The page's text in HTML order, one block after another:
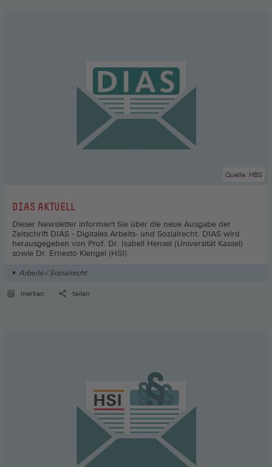
:DIAS AKTUELL
Dieser Newsletter informiert Sie über die neue Ausgabe der
Zeitschrift DIAS - Digitales Arbeits- und Sozialrecht. DIAS wird
herausgegeben von Prof. Dr. Isabell Hensel (Universität Kassel)
sowie Dr. Ernesto Klengel (HSI).
Quelle: HBS
Arbeits-/ Sozialrecht
merken teilen